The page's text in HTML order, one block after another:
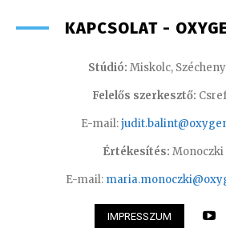
KAPCSOLAT -
Stúdió: Miskolc,
Felelős szerkesztő:
E-mail:
Értékesítés:
E-mail:
IMPRESSZUM